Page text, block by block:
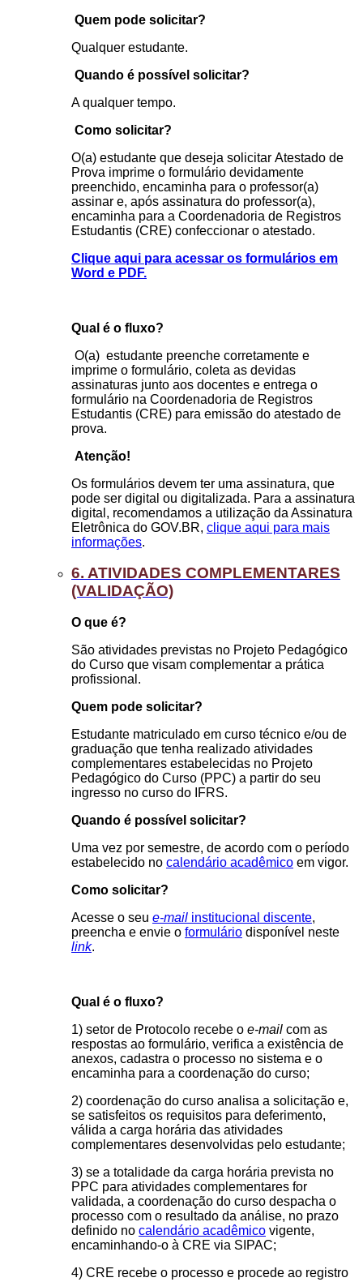
Quem pode solicitar?
Qualquer estudante.
Quando é possível solicitar?
A qualquer tempo.
Como solicitar?
O(a) estudante que deseja solicitar Atestado de
Prova imprime o formulário devidamente
preenchido, encaminha para o professor(a)
assinar e, após assinatura do professor(a),
encaminha para a Coordenadoria de Registros
Estudantis (CRE) confeccionar o atestado.
Clique aqui para acessar os formulários em
Word e PDF.
Qual é o fluxo?
O(a) estudante preenche corretamente e
imprime o formulário, coleta as devidas
assinaturas junto aos docentes e entrega o
formulário na Coordenadoria de Registros
Estudantis (CRE) para emissão do atestado de
prova.
Atenção!
Os formulários devem ter uma assinatura, que
pode ser digital ou digitalizada. Para a assinatura
digital, recomendamos a utilização da Assinatura
Eletrônica do GOV.BR, clique aqui para mais
informações.
6. ATIVIDADES COMPLEMENTARES
(VALIDAÇÃO)
O que é?
São atividades previstas no Projeto Pedagógico
do Curso que visam complementar a prática
profissional.
Quem pode solicitar?
Estudante matriculado em curso técnico e/ou de
graduação que tenha realizado atividades
complementares estabelecidas no Projeto
Pedagógico do Curso (PPC) a partir do seu
ingresso no curso do IFRS.
Quando é possível solicitar?
Uma vez por semestre, de acordo com o período
estabelecido no calendário acadêmico em vigor.
Como solicitar?
Acesse o seu e-mail institucional discente,
preencha e envie o formulário disponível neste
link.
Qual é o fluxo?
1) setor de Protocolo recebe o e-mail com as
respostas ao formulário, verifica a existência de
anexos, cadastra o processo no sistema e o
encaminha para a coordenação do curso;
2) coordenação do curso analisa a solicitação e,
se satisfeitos os requisitos para deferimento,
válida a carga horária das atividades
complementares desenvolvidas pelo estudante;
3) se a totalidade da carga horária prevista no
PPC para atividades complementares for
validada, a coordenação do curso despacha o
processo com o resultado da análise, no prazo
definido no calendário acadêmico vigente,
encaminhando-o à CRE via SIPAC;
4) CRE recebe o processo e procede ao registro